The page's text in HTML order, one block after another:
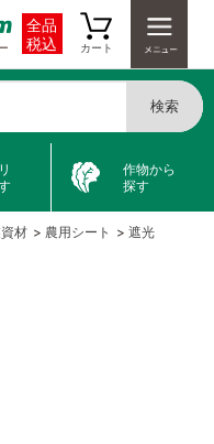
全品
税込
カート
検索
作物から
探す
材 > 農用シート > 遮光